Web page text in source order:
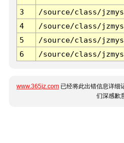
3 /source/class/
4
/source/class/
5
/source/class/
6
/source/class/
www.365jz.com 已经将此出错信息详细
们深感歉